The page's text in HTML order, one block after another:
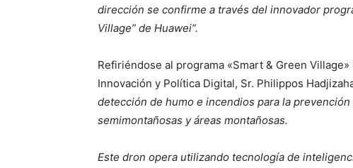
dirección se confirme a través del innovador
Village” de Huawei”.
Refiriéndose al programa «Smart & Green
Innovación y Política Digital, Sr. Philippos
detección de humo e incendios para la
semimontañosas y áreas montañosas.
Este dron opera utilizando tecnología de